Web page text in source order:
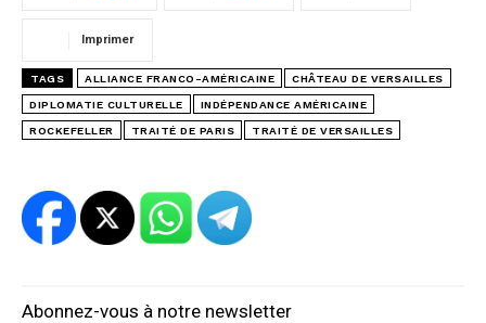
Abonnez-vous à notre newsletter
Imprimer
TAGS ALLIANCE FRANCO-AMÉRICAINE CHÂTEAU DE VERSAILLES
DIPLOMATIE CULTURELLE INDÉPENDANCE AMÉRICAINE
ROCKEFELLER TRAITÉ DE PARIS TRAITÉ DE VERSAILLES